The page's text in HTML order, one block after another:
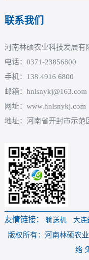
联系我们
河南林硕农业科技发展有
电话：0371-23856800
手机：138 4916 6800
邮箱：hnlsnykj@163.com
网址：www.hnlsnykj.com
地址：河南省开封市示范
友情链接： 输送机 大连
版权所有：河南林硕农
络